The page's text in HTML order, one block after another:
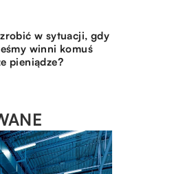
w sytuacji, gdy
winni komuś
pieniądze?